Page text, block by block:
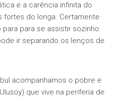
e a carência infinita do
fortes do longa. Certamente
para se assistir sozinho
ir separando os lenços de
acompanhamos o pobre e
que vive na periferia de